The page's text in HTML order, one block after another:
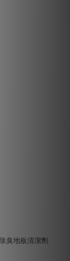
臭地板清潔劑